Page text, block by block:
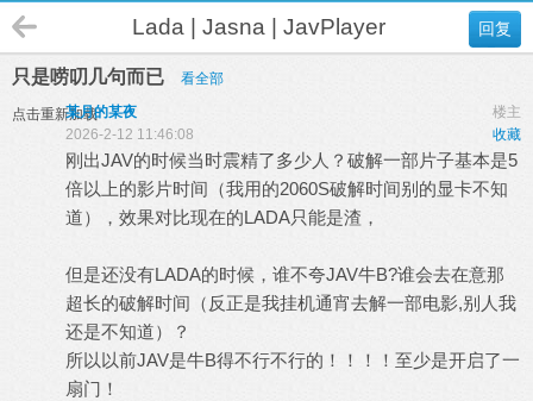
回复
Lada | Jasna | JavPlayer
只是唠叨几句而已 看全部
点击重新加载 楼主
某月的某夜
收藏
2026-2-12 11:46:08
刚出JAV的时候当时震精了多少人？破解一部片子基本是5
倍以上的影片时间（我用的2060S破解时间别的显卡不知
道），效果对比现在的LADA只能是渣，
但是还没有LADA的时候，谁不夸JAV牛B?谁会去在意那
超长的破解时间（反正是我挂机通宵去解一部电影,别人我
还是不知道）？
所以以前JAV是牛B得不行不行的！！！！至少是开启了一
扇门！